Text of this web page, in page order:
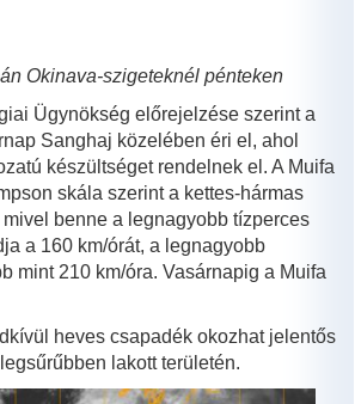
Okinava-szigeteknél pénteken
Ügynökség előrejelzése szerint a
Sanghaj közelében éri el, ahol
készültséget rendelnek el. A Muifa
skála szerint a kettes-hármas
benne a legnagyobb tízperces
a 160 km/órát, a legnagyobb
mint 210 km/óra. Vasárnapig a Muifa
heves csapadék okozhat jelentős
lakott területén.